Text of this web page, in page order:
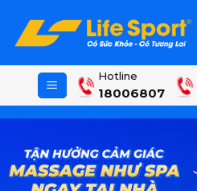
content
Hotline
18006807